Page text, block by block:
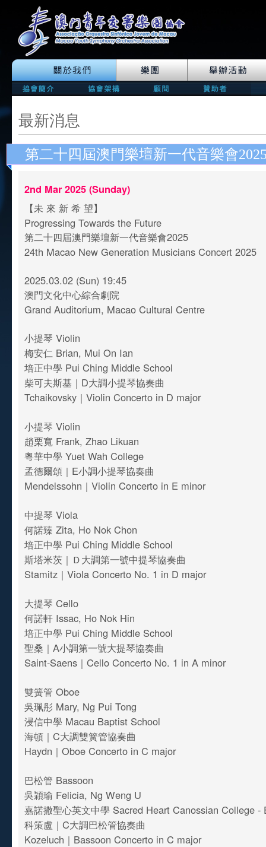
最新消息
第二十四屆澳門樂壇新一代音樂會
2nd Mar 2025 (Sunday)
【未 來 新 希 望】
Progressing Towards the Future
第二十四屆澳門樂壇新一代音樂會2025
24th Macao New Generation Musicians Concert 2025
2025.03.02 (Sun) 19:45
澳門文化中心綜合劇院
Grand Auditorium, Macao Cultural Centre
小提琴 Violin
梅安仁 Brian, Mui On Ian
培正中學 Pui Ching Middle School
柴可夫斯基｜D大調小提琴協奏曲
Tchaikovsky｜Violin Concerto in D major
小提琴 Violin
趙栗寬 Frank, Zhao Likuan
粵華中學 Yuet Wah College
孟德爾頌｜E小調小提琴協奏曲
Mendelssohn｜Violin Concerto in E minor
中提琴 Viola
何諾臻 Zita, Ho Nok Chon
培正中學 Pui Ching Middle School
斯塔米茨｜Ｄ大調第一號中提琴協奏曲
Stamitz｜Viola Concerto No. 1 in D major
大提琴 Cello
何諾軒 Issac, Ho Nok Hin
培正中學 Pui Ching Middle School
聖桑｜A小調第一號大提琴協奏曲
Saint-Saens｜Cello Concerto No. 1 in A minor
雙簧管 Oboe
吳珮彤 Mary, Ng Pui Tong
浸信中學 Macau Baptist School
海頓｜C大調雙簧管協奏曲
Haydn｜Oboe Concerto in C major
巴松管 Bassoon
吳穎瑜 Felicia, Ng Weng U
嘉諾撒聖心英文中學 Sacred Heart Canossian College -
科策盧｜C大調巴松管協奏曲
Kozeluch｜Bassoon Concerto in C major